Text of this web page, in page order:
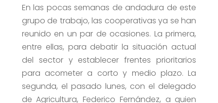
En las pocas semanas de andadura de este
grupo de trabajo, las cooperativas ya se han
reunido en un par de ocasiones. La primera,
entre ellas, para debatir la situación actual
del sector y establecer frentes prioritarios
para acometer a corto y medio plazo. La
segunda, el pasado lunes, con el delegado
de Agricultura, Federico Fernández, a quien